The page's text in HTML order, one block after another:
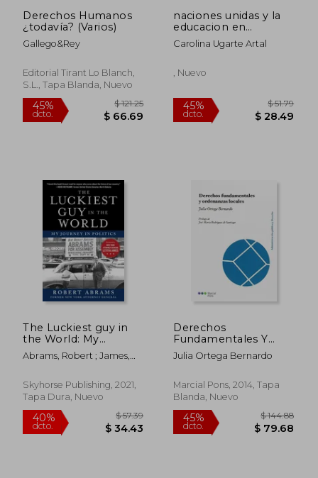
45% 45%
dcto.
Derechos Humanos
¿todavía? (Varios)
Gallego&Rey
Editorial Tirant Lo Blanch,
S.L., Tapa Blanda, Nuevo
naciones unidas y la
educacion en
derechos humanos
Carolina Ugarte Artal
, Nuevo
The Luckiest guy in
the World: My
Journey in Politics (en
Inglés)
Abrams, Robert ; James,
Skyhorse Publishing, 2021,
Tapa Dura, Nuevo
Derechos
Fundamentales Y
Ordenanzas Locales
(administración
Julia Ortega Bernardo
Marcial Pons, 2014, Tapa
Blanda, Nuevo